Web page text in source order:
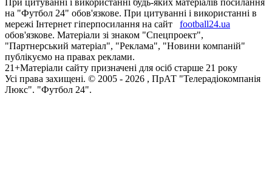
При цитуванні і використанні будь-яких матеріалів посилання
на "Футбол 24" обов'язкове. При цитуванні і використанні в
мережі Інтернет гіперпосилання на сайт
football24.ua
обов'язкове. Матеріали зі знаком "Спецпроект",
"Партнерський матеріал", "Реклама", "Новини компаній"
публікуємо на правах реклами.
21+Матеріали сайту призначені для осіб старше 21 року
Усi права захищенi. © 2005 - 2026 , ПрАТ "Телерадіокомпанія
Люкс". "Футбол 24".